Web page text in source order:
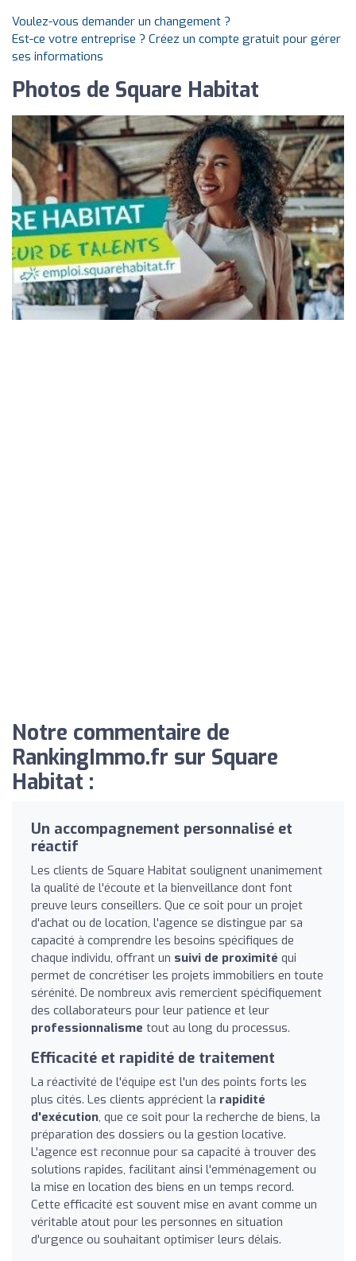
Voulez-vous demander un changement ?
Est-ce votre entreprise ? Créez un compte gratuit pour gérer
ses informations
Photos de Square Habitat
Notre commentaire de
RankingImmo.fr sur Square
Habitat :
Un accompagnement personnalisé et
réactif
Les clients de Square Habitat soulignent unanimement
la qualité de l'écoute et la bienveillance dont font
preuve leurs conseillers. Que ce soit pour un projet
d'achat ou de location, l'agence se distingue par sa
capacité à comprendre les besoins spécifiques de
chaque individu, offrant un suivi de proximité qui
permet de concrétiser les projets immobiliers en toute
sérénité. De nombreux avis remercient spécifiquement
des collaborateurs pour leur patience et leur
professionnalisme tout au long du processus.
Efficacité et rapidité de traitement
La réactivité de l'équipe est l'un des points forts les
plus cités. Les clients apprécient la rapidité
d'exécution, que ce soit pour la recherche de biens, la
préparation des dossiers ou la gestion locative.
L'agence est reconnue pour sa capacité à trouver des
solutions rapides, facilitant ainsi l'emménagement ou
la mise en location des biens en un temps record.
Cette efficacité est souvent mise en avant comme un
véritable atout pour les personnes en situation
d'urgence ou souhaitant optimiser leurs délais.